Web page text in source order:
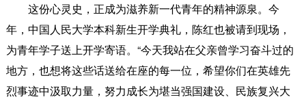
这份心灵史，正成为滋养新一代青年的精神源泉。今
年，中国人民大学本科新生开学典礼，陈红也被请到现场，
为青年学子送上开学寄语。“今天我站在父亲曾学习奋斗过的
地方，也想将这些话送给在座的每一位，希望你们在英雄先
烈事迹中汲取力量，努力成长为堪当强国建设、民族复兴大